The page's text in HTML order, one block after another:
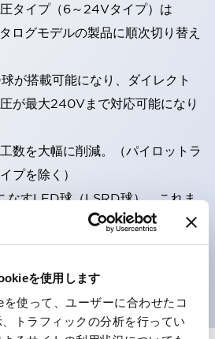
を使用します
使って、ユーザーに合わせたコ
トラフィックの分析を行ってい
タイプ（6～24Vタイプ）は
ログモデルの製品に順次切り替え
が搭載可能になり、ダイレクト
が最大240Vまで対応可能になり
数を大幅に削減。（パイロットラ
プを除く）
なすLED球（LSRD球）。これま
たLED球を、1色のLED球で各色
ました。
認証品。